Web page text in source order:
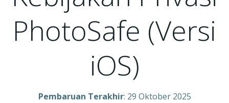
PhotoSafe (Versi
iOS)
Pembaruan Terakhir: 29 Oktober 2025